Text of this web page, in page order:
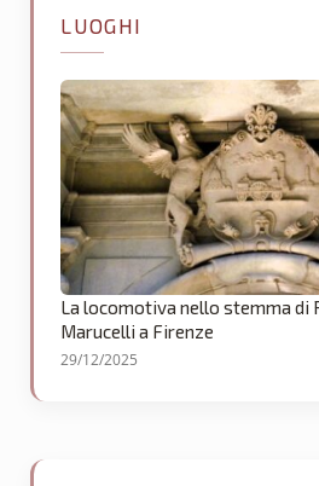
LUOGHI
La locomotiva nello stemma di
Marucelli a Firenze
29/12/2025